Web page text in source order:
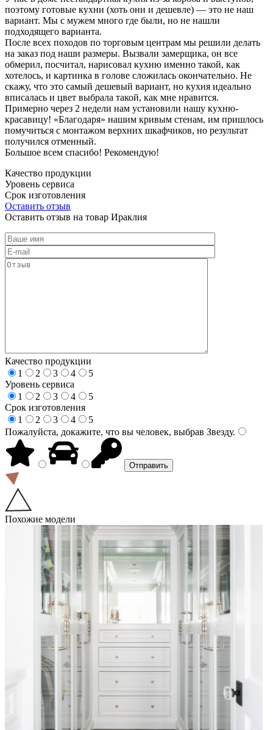
поэтому готовые кухни (хоть они и дешевле) — это не наш
вариант. Мы с мужем много где были, но не нашли
подходящего варианта.
После всех походов по торговым центрам мы решили делать
на заказ под наши размеры. Вызвали замерщика, он все
обмерил, посчитал, нарисовал кухню именно такой, как
хотелось, и картинка в голове сложилась окончательно. Не
скажу, что это самый дешевый вариант, но кухня идеально
вписалась и цвет выбрала такой, как мне нравится.
Примерно через 2 недели нам установили нашу кухню-
красавицу! «Благодаря» нашим кривым стенам, им пришлось
помучиться с монтажом верхних шкафчиков, но результат
получился отменный.
Большое всем спасибо! Рекомендую!
Качество продукции
Уровень сервиса
Срок изготовления
Оставить отзыв
Оставить отзыв на товар Ираклия
Качество продукции
1
2 3 4
5
Уровень сервиса
1
2 3 4
5
Срок изготовления
1
2 3 4
5
Пожалуйста, докажите, что вы человек, выбрав Звезду.
Похожие модели